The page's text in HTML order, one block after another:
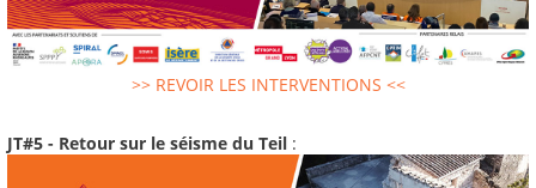
>> REVOIR LES INTERVENTIONS <<
JT#5 - Retour sur le séisme du Teil :